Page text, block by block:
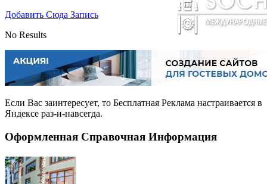
Добавить Сюда Запись
No Results
Если Вас заинтересует, то Бесплатная Реклама настраивается в
Яндексе раз-и-навсегда.
Оформленная Справочная Информация